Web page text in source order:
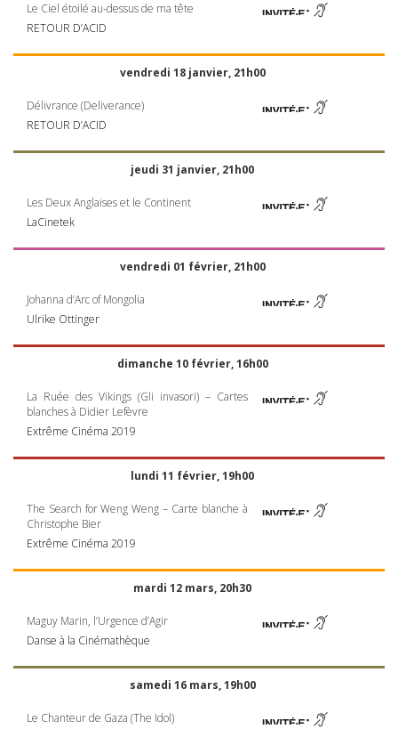
Le Ciel étoilé au-dessus de ma tête
RETOUR D’ACID
vendredi 18 janvier, 21h00
Délivrance (Deliverance)
RETOUR D’ACID
jeudi 31 janvier, 21h00
Les Deux Anglaises et le Continent
LaCinetek
vendredi 01 février, 21h00
Johanna d’Arc of Mongolia
Ulrike Ottinger
dimanche 10 février, 16h00
La Ruée des Vikings (Gli invasori) – Cartes
blanches à Didier Lefèvre
Extrême Cinéma 2019
lundi 11 février, 19h00
The Search for Weng Weng – Carte blanche à
Christophe Bier
Extrême Cinéma 2019
mardi 12 mars, 20h30
Maguy Marin, l’Urgence d’Agir
Danse à la Cinémathèque
samedi 16 mars, 19h00
Le Chanteur de Gaza (The Idol)